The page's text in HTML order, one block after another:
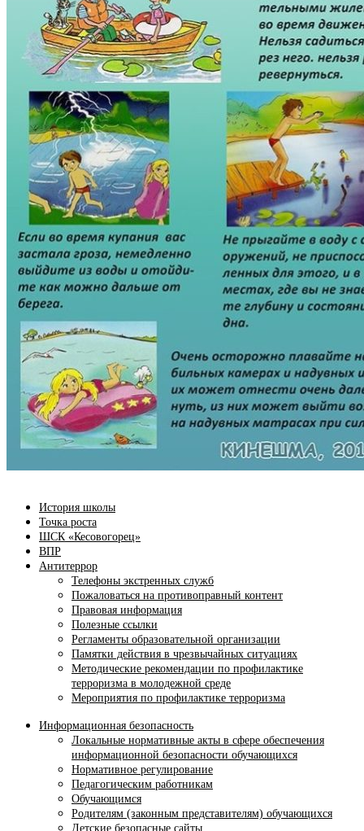
История школы
Точка роста
ШСК «Кесовогорец»
ВПР
Антитеррор
Телефоны экстренных служб
Пожаловаться на противоправный контент
Правовая информация
Полезные ссылки
Регламенты образовательной организации
Памятки действия в чрезвычайных ситуациях
Методические рекомендации по профилактике
терроризма в молодежной среде
Мероприятия по профилактике терроризма
Информационная безопасность
Локальные нормативные акты в сфере обеспечения
информационной безопасности обучающихся
Нормативное регулирование
Педагогическим работникам
Обучающимся
Родителям (законным представителям) обучающихся
Детские безопасные сайты